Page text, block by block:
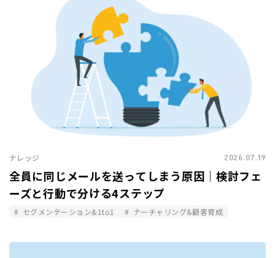
ナレッジ 2026.07.19
全員に同じメールを送ってしまう原因｜検討フェ
ーズと行動で分ける4ステップ
セグメンテーション&1to1 ナーチャリング&顧客育成